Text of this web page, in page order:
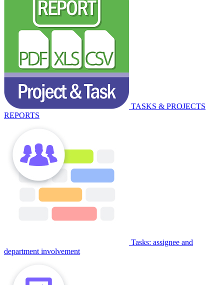
TASKS & PROJECTS
REPORTS
Tasks: assignee and
department involvement